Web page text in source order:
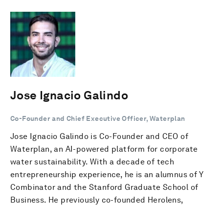
Jose Ignacio Galindo
Co-Founder and Chief Executive Officer, Waterplan
Jose Ignacio Galindo is Co-Founder and CEO of
Waterplan, an AI-powered platform for corporate
water sustainability. With a decade of tech
entrepreneurship experience, he is an alumnus of Y
Combinator and the Stanford Graduate School of
Business. He previously co-founded Herolens,